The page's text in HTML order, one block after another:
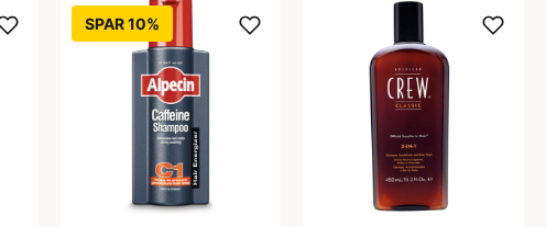
SPAR 10%